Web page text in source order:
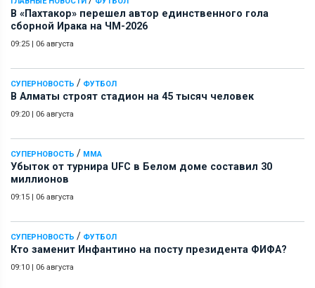
В «Пахтакор» перешел автор единственного гола
сборной Ирака на ЧМ-2026
09:25 06 августа
СУПЕРНОВОСТЬ / ФУТБОЛ
В Алматы строят стадион на 45 тысяч человек
09:20 06 августа
СУПЕРНОВОСТЬ / ММА
Убыток от турнира UFC в Белом доме составил 30
миллионов
09:15 06 августа
СУПЕРНОВОСТЬ / ФУТБОЛ
Кто заменит Инфантино на посту президента ФИФА?
09:10 06 августа